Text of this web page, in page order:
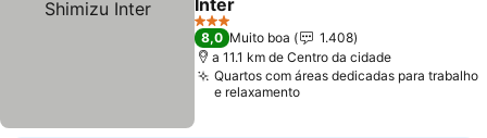
Inter
3 Estrelas
8,0 Muito boa
1.408
a 11.1 km de Centro da cidade
Quartos com áreas dedicadas para trabalho
e relaxamento